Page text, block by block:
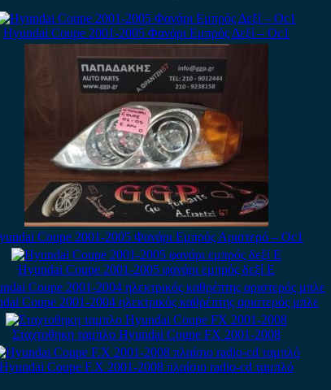
Hyundai Coupe 2001-2005 Φανάρι Εμπρός Δεξί – Οc1
Coupe 2001-2005 Φανάρι Εμπρός Αριστερό – Οc1
Hyundai Coupe 2001-2005 φανάρι εμπρός δεξί E
Coupe 2001-2004 ηλεκτρικός καθρέπτης αριστερός μπλε
Σταχτοθηκη ταμπλο Hyundai Coupe FX 2001-2008
Hyundai Coupe F.X 2001-2008 πλαίσιο radio-cd ταμπλό